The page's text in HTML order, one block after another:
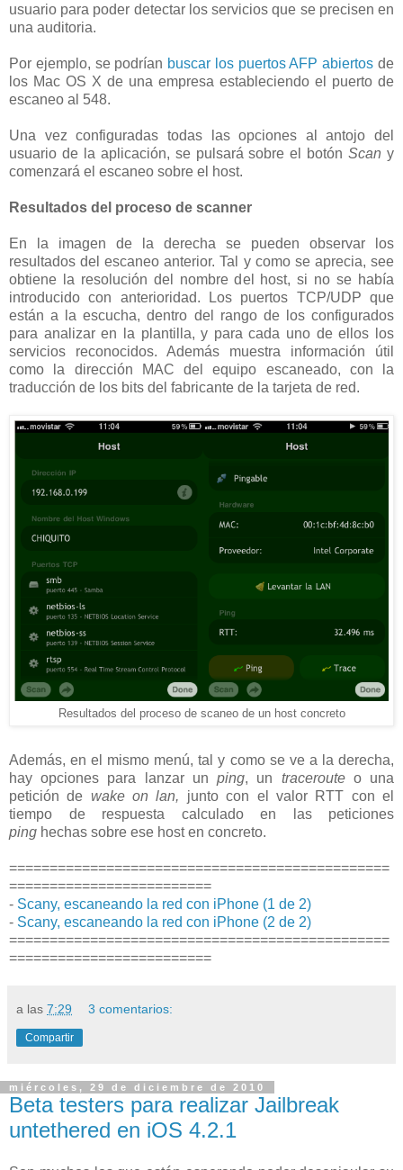
usuario para poder detectar los servicios que se precisen en
una auditoria.
Por ejemplo, se podrían buscar los puertos AFP abiertos de
los Mac OS X de una empresa estableciendo el puerto de
escaneo al 548.
Una vez configuradas todas las opciones al antojo del
usuario de la aplicación, se pulsará sobre el botónScany
comenzará el escaneo sobre el host.
Resultados del proceso de scanner
En la imagen de la derecha se pueden observar los
resultados del escaneo anterior. Tal y como se aprecia, see
obtiene la resolución del nombre del host, si no se había
introducido con anterioridad. Los puertos TCP/UDP que
están a la escucha, dentro del rango de los configurados
para analizar en la plantilla, y para cada uno de ellos los
servicios reconocidos. Además muestra información útil
como la dirección MAC del equipo escaneado, con la
traducción de los bits del fabricante de la tarjeta de red.
Resultados del proceso de scaneo de un host concreto
Además, en el mismo menú, tal y como se ve a la derecha,
hay opciones para lanzar unping, un tracerouteo una
petición de wake on lan, junto con el valor RTT con el
tiempo de respuesta calculado en las peticiones
ping hechas sobre ese host en concreto.
===============================================
=========================
- Scany, escaneando la red con iPhone (1 de 2)
- Scany, escaneando la red con iPhone (2 de 2)
===============================================
=========================
a las 7:29 3 comentarios:
Compartir
miércoles, 29 de diciembre de 2010
Beta testers para realizar Jailbreak
untethered en iOS 4.2.1